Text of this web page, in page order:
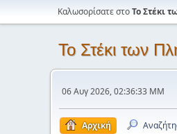
Καλωσορίσατε στοΤο Στέκι
Το Στέκι των
06 Αυγ 2026, 02:36:33 ΜΜ
Αρχική